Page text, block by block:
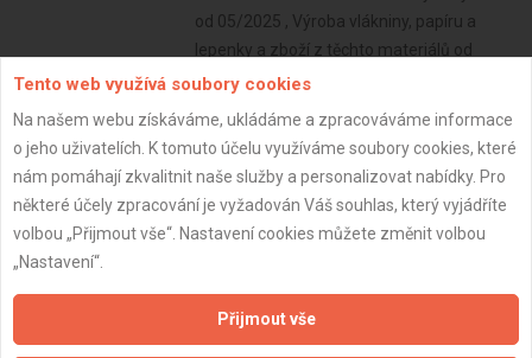
Tento web využívá soubory cookies
Na našem webu získáváme, ukládáme a zpracováváme informace
o jeho uživatelích. K tomuto účelu využíváme soubory cookies, které
nám pomáhají zkvalitnit naše služby a personalizovat nabídky. Pro
některé účely zpracování je vyžadován Váš souhlas, který vyjádříte
volbou „Přijmout vše“. Nastavení cookies můžete změnit volbou
„Nastavení“.
Přijmout vše